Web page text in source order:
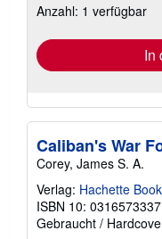
Anzahl: 1 verfügbar
In
Caliban's War
Corey, James S. A.
Verlag: Hachette
ISBN 10: 0316573337
Gebraucht /